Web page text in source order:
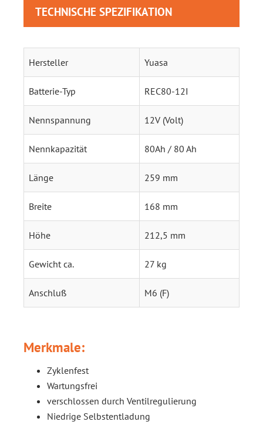
TECHNISCHE SPEZIFIKATION
Hersteller Yuasa
Batterie-Typ REC80-12I
Nennspannung 12V (Volt)
Nennkapazität 80Ah / 80 Ah
Länge 259 mm
Breite 168 mm
Höhe 212,5 mm
Gewicht ca. 27 kg
Anschluß M6 (F)
Merkmale:
Zyklenfest
Wartungsfrei
verschlossen durch Ventilregulierung
Niedrige Selbstentladung